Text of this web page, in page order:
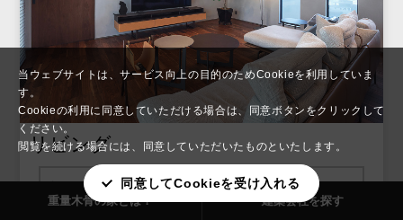
当ウェブサイトは、サービス向上の目的のためCookieを利用していま
す。
Cookieの利用に同意していただける場合は、同意ボタンをクリックして
ください。
閲覧を続ける場合には、同意していただいたものといたします。
同意してCookieを受け入れる
重量木骨の家とは？ 建築会社を探す
リビング
すべての写真を見る